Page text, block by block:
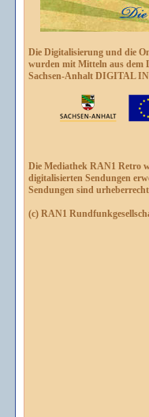
Die Digitalisierung und die
wurden mit Mitteln aus dem
Sachsen-Anhalt DIGITAL
Die Mediathek RAN1 Retro
digitalisierten Sendungen
Sendungen sind
(c) RAN1